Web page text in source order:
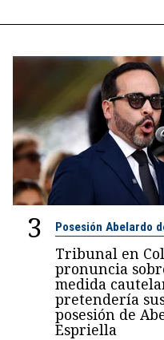
3 Posesión Abelardo
Tribunal en
pronuncia
medida
pretendería
posesión de
Espriella